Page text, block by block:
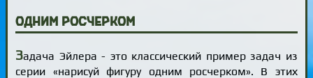
Одним росчерком
Задача Эйлера - это классический пример задач из
серии «нарисуй фигуру одним росчерком». В этих